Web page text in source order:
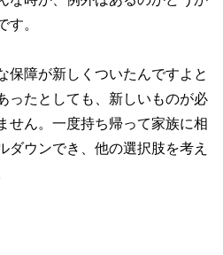
す。
保障が新しくついたんですよと
ったとしても、新しいものが必
せん。一度持ち帰って家族に相
ダウンでき、他の選択肢を考え